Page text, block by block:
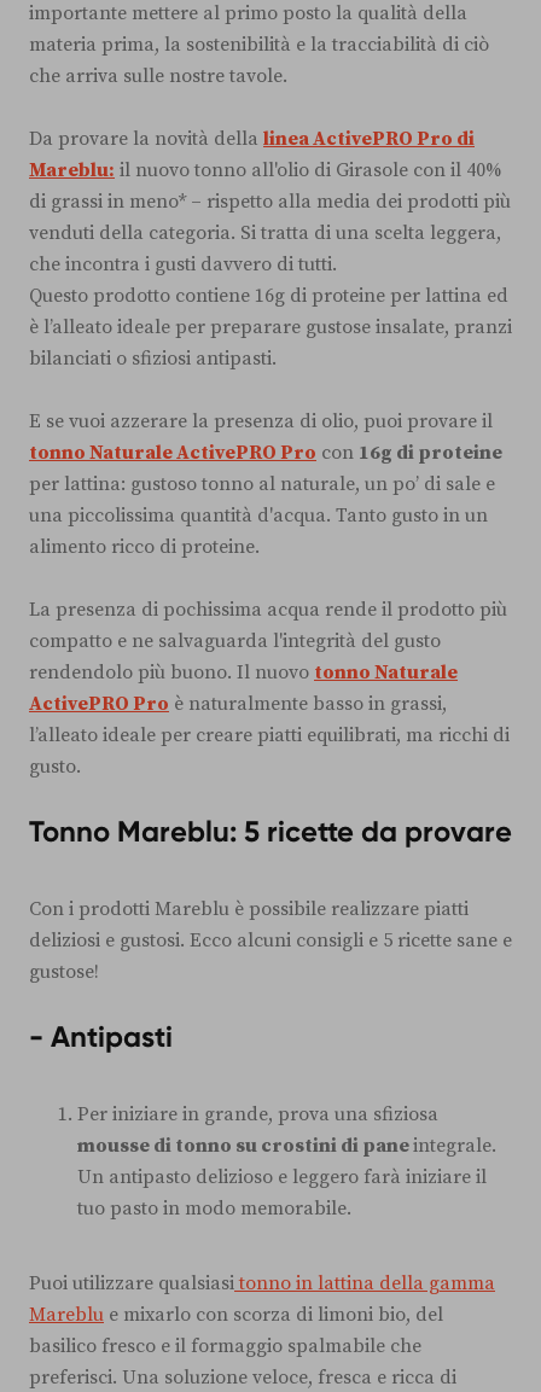
importante mettere al primo posto la qualità della
materia prima, la sostenibilità e la tracciabilità di ciò
che arriva sulle nostre tavole.
Da provare la novità della linea ActivePRO Pro di
Mareblu: il nuovo tonno all'olio di Girasole con il 40%
di grassi in meno* – rispetto alla media dei prodotti più
venduti della categoria. Si tratta di una scelta leggera,
che incontra i gusti davvero di tutti.
Questo prodotto contiene 16g di proteine per lattina ed
è l’alleato ideale per preparare gustose insalate, pranzi
bilanciati o sfiziosi antipasti.
E se vuoi azzerare la presenza di olio, puoi provare il
tonno Naturale ActivePRO Pro con 16g di proteine
per lattina: gustoso tonno al naturale, un po’ di sale e
una piccolissima quantità d'acqua. Tanto gusto in un
alimento ricco di proteine.
La presenza di pochissima acqua rende il prodotto più
compatto e ne salvaguarda l'integrità del gusto
rendendolo più buono. Il nuovo tonno Naturale
ActivePRO Pro è naturalmente basso in grassi,
l’alleato ideale per creare piatti equilibrati, ma ricchi di
gusto.
Tonno Mareblu: 5 ricette da provare
Con i prodotti Mareblu è possibile realizzare piatti
deliziosi e gustosi. Ecco alcuni consigli e 5 ricette sane e
gustose!
- Antipasti
Per iniziare in grande, prova una sfiziosa
mousse di tonno su crostini di paneintegrale.
Un antipasto delizioso e leggero farà iniziare il
tuo pasto in modo memorabile.
Puoi utilizzare qualsiasitonno in lattina della gamma
Mareblu e mixarlo con scorza di limoni bio, del
basilico fresco e il formaggio spalmabile che
preferisci. Una soluzione veloce, fresca e ricca di